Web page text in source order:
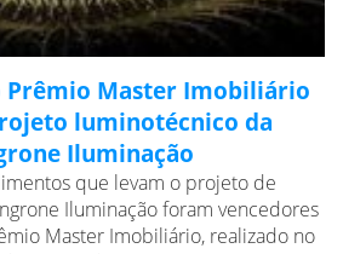
Prêmio Master Imobiliário
luminotécnico da
Iluminação
que levam o projeto de
Iluminação foram vencedores
Master Imobiliário, realizado no